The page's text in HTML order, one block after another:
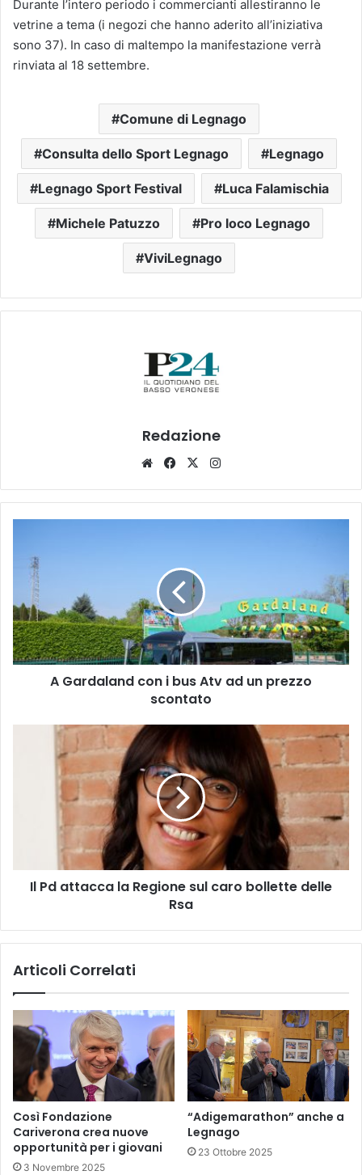
Durante l’intero periodo i commercianti allestiranno le
vetrine a tema (i negozi che hanno aderito all’iniziativa
sono 37). In caso di maltempo la manifestazione verrà
rinviata al 18 settembre.
Comune di Legnago
Consulta dello Sport Legnago Legnago
Legnago Sport Festival Luca Falamischia
Michele Patuzzo Pro loco Legnago
ViviLegnago
Redazione
WebsiteFacebook
X
Atv
ad
un
prezzo
scontatoA Gardaland con i bus Atv ad un prezzo
scontato
delle
Il Pd attacca la Regione sul caro bollette delle
Rsa
Articoli Correlati
Così Fondazione
Cariverona crea nuove
opportunità per i giovani
3 Novembre 2025
“Adigemarathon” anche a
Legnago
23 Ottobre 2025